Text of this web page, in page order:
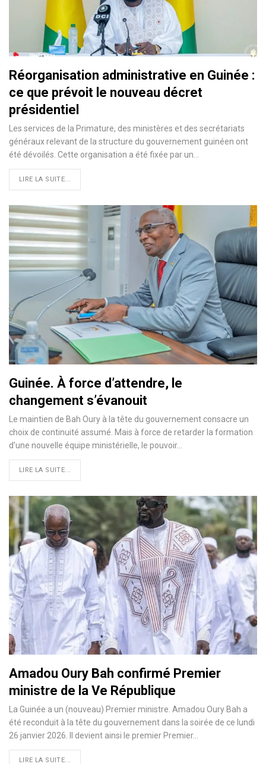
Réorganisation administrative en Guinée :
ce que prévoit le nouveau décret
présidentiel
Les services de la Primature, des ministères et des secrétariats
généraux relevant de la structure du gouvernement guinéen ont
été dévoilés. Cette organisation a été fixée par un…
LIRE LA SUITE...
Guinée. À fоrce d’attеndre, le
changement s’évаnоuit
Le maintien de Bah Oury à la tête du gouvernement consacre un
choix de continuité assumé. Mais à force de retarder la formation
d’une nouvelle équipe ministérielle, le pouvoir…
LIRE LA SUITE...
Amadou Oury Bah confirmé Premier
ministre de la Ve République
La Guinée a un (nouveau) Premier ministre. Amadou Oury Bah a
été reconduit à la tête du gouvernement dans la soirée de ce lundi
26 janvier 2026. Il devient ainsi le premier Premier…
LIRE LA SUITE...